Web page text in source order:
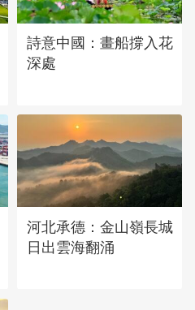
詩意中國：畫船撐入花
深處
河北承德：金山嶺長城
日出雲海翻涌